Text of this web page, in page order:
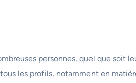
personnes, quel que soit
les profils, notamment en